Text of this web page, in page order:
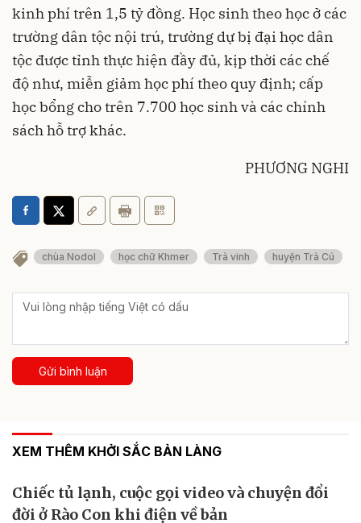
kinh phí trên 1,5 tỷ đồng. Học sinh theo học ở các
trường dân tộc nội trú, trường dự bị đại học dân
tộc được tỉnh thực hiện đầy đủ, kịp thời các chế
độ như, miễn giảm học phí theo quy định; cấp
học bổng cho trên 7.700 học sinh và các chính
sách hỗ trợ khác.
PHƯƠNG NGHI
chùa Nodol học chữ Khmer Trà vinh huyện Trà Cú
Gửi bình luận
XEM THÊM KHỞI SẮC BẢN LÀNG
Chiếc tủ lạnh, cuộc gọi video và chuyện đổi
đời ở Rào Con khi điện về bản